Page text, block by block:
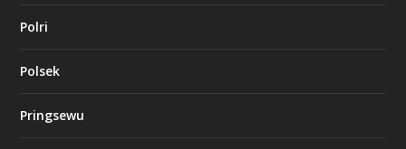
Polri
Polsek
Pringsewu